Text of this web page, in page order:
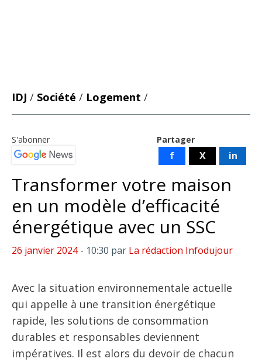
IDJ / Société / Logement /
Partager
f X in
S'abonner
Transformer votre maison
en un modèle d’efficacité
énergétique avec un SSC
26 janvier 2024- 10:30 par La rédaction Infodujour
Avec la situation environnementale actuelle
qui appelle à une transition énergétique
rapide, les solutions de consommation
durables et responsables deviennent
impératives. Il est alors du devoir de chacun